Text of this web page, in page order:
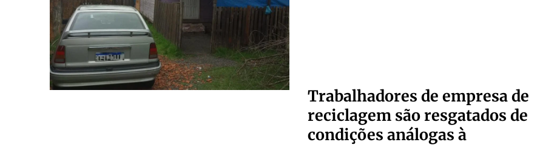
Trabalhadores de empresa de
reciclagem são resgatados de
condições análogas à